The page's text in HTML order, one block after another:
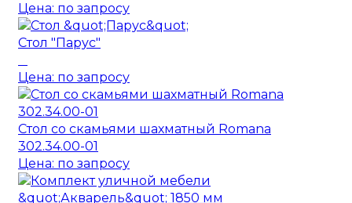
Цена: по запросу
Стол "Парус"
Цена: по запросу
Стол со скамьями шахматный Romana
302.34.00-01
Цена: по запросу